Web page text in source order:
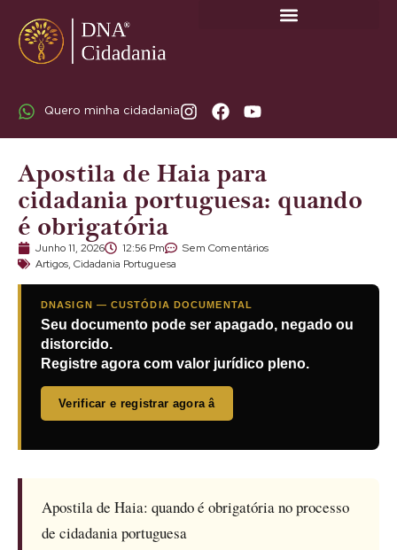
Quero minha cidadania
Apostila de Haia para
cidadania portuguesa: quando
é obrigatória
Junho 11, 2026 12:56 Pm
Sem Comentários
Artigos, Cidadania Portuguesa
DNASIGN — CUSTÓDIA DOCUMENTAL
Seu documento pode ser apagado, negado ou
distorcido.
Registre agora com valor jurídico pleno.
Verificar e registrar agora â
Apostila de Haia: quando é obrigatória no processo
de cidadania portuguesa